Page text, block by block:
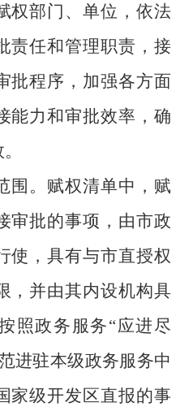
权部门、单位，依法
责任和管理职责，接
批程序，加强各方面
能力和审批效率，确
。 赋权清单中，赋
审批的事项，由市政
使，具有与市直授权
，并由其内设机构具
照政务服务“应进尽
进驻本级政务服务中
家级开发区直报的事